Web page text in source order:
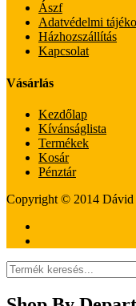
Ászf
Adatvédelmi
Házhozszállítás
Kapcsolat
Vásárlás
Kezdőlap
Kívánságlista
Termékek
Kosár
Pénztár
Copyright © 2014 Dávid